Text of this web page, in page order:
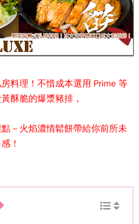
料理！不惜成本選用 Prime 等
酥脆的爆漿豬排，
－火焰濃情鬆餅帶給你前所未
！